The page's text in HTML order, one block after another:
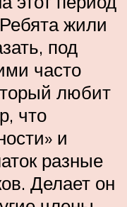
жили
под
часто
любит
что
и
разные
Делает он